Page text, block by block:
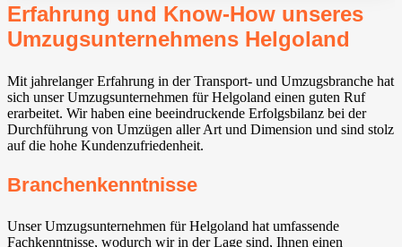
Erfahrung und Know-How unseres
Umzugsunternehmens Helgoland
Mit jahrelanger Erfahrung in der Transport- und Umzugsbranche hat
sich unser Umzugsunternehmen für Helgoland einen guten Ruf
erarbeitet. Wir haben eine beeindruckende Erfolgsbilanz bei der
Durchführung von Umzügen aller Art und Dimension und sind stolz
auf die hohe Kundenzufriedenheit.
Branchenkenntnisse
Unser Umzugsunternehmen für Helgoland hat umfassende
Fachkenntnisse, wodurch wir in der Lage sind, Ihnen einen